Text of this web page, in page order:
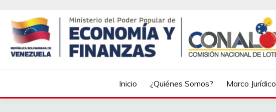
Inicio ¿Quiénes Somos? Marco Jurídico